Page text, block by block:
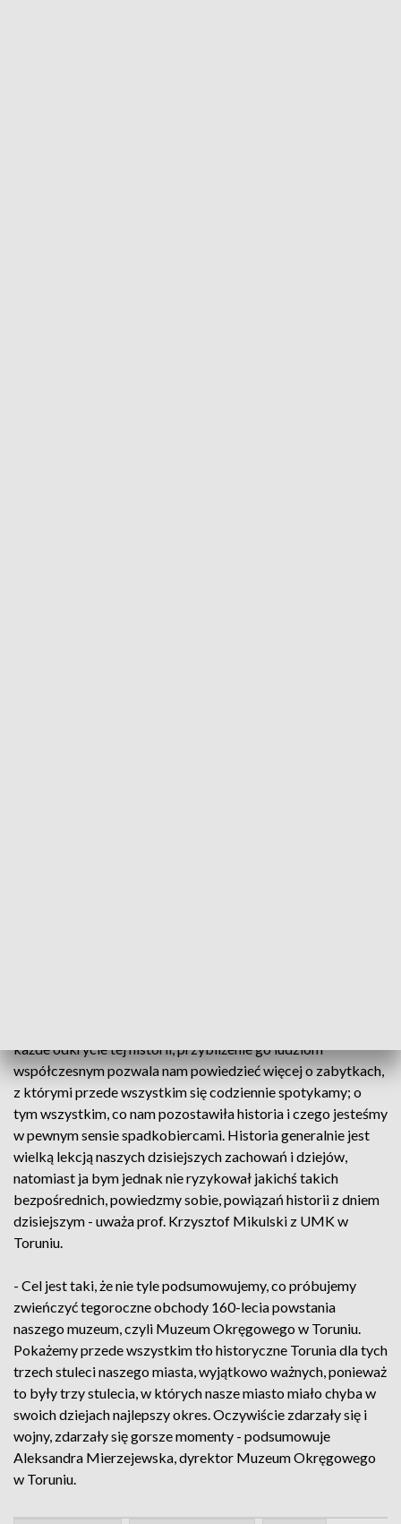
każde odkrycie tej historii, przybliżenie go ludziom
współczesnym pozwala nam powiedzieć więcej o zabytkach,
z którymi przede wszystkim się codziennie spotykamy; o
tym wszystkim, co nam pozostawiła historia i czego jesteśmy
w pewnym sensie spadkobiercami. Historia generalnie jest
wielką lekcją naszych dzisiejszych zachowań i dziejów,
natomiast ja bym jednak nie ryzykował jakichś takich
bezpośrednich, powiedzmy sobie, powiązań historii z dniem
dzisiejszym - uważa prof. Krzysztof Mikulski z UMK w
Toruniu.
- Cel jest taki, że nie tyle podsumowujemy, co próbujemy
zwieńczyć tegoroczne obchody 160-lecia powstania
naszego muzeum, czyli Muzeum Okręgowego w Toruniu.
Pokażemy przede wszystkim tło historyczne Torunia dla tych
trzech stuleci naszego miasta, wyjątkowo ważnych, ponieważ
to były trzy stulecia, w których nasze miasto miało chyba w
swoich dziejach najlepszy okres. Oczywiście zdarzały się i
wojny, zdarzały się gorsze momenty - podsumowuje
Aleksandra Mierzejewska, dyrektor Muzeum Okręgowego
w Toruniu.